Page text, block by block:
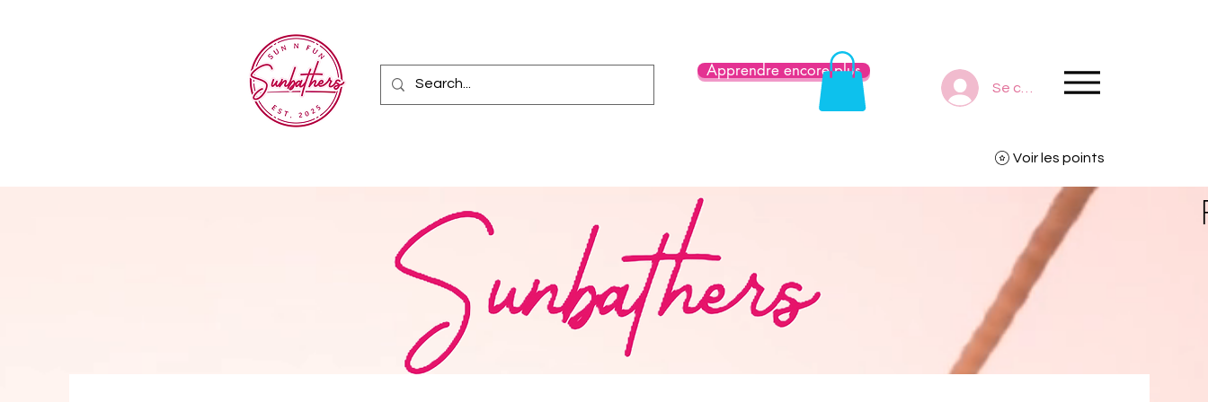
Apprendre encore plus
Se connecter
Voir les points